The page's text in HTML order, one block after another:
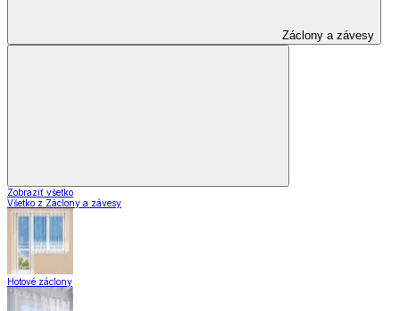
Záclony a závesy
Zobraziť všetko
Všetko z Záclony a závesy
Hotové záclony